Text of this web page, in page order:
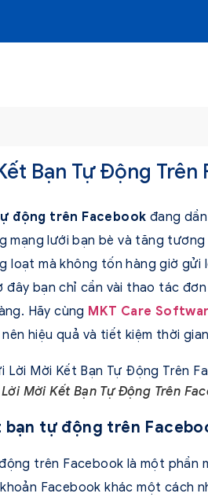
Bạn Tự Động Trên
động trên Facebook đang
mạng lưới bạn bè và tăng
loạt mà không tốn hàng giờ
đây bạn chỉ cần vài thao tác
Hãy cùng MKT Care
hiệu quả và tiết kiệm thời
Mời Kết Bạn Tự Động Trên
tự động trên
trên Facebook là một phần
Facebook khác một cách